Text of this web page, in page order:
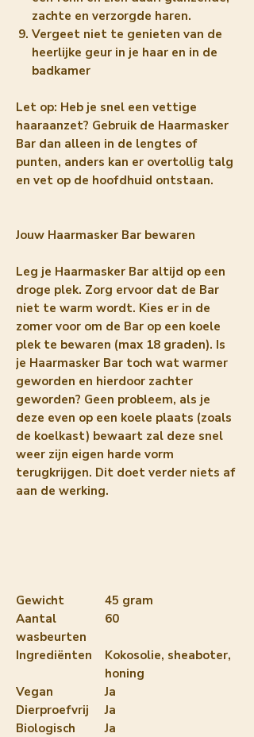
zachte en verzorgde haren.
Vergeet niet te genieten van de
heerlijke geur in je haar en in de
badkamer
Let op: Heb je snel een vettige
haaraanzet? Gebruik de Haarmasker
Bar dan alleen in de lengtes of
punten, anders kan er overtollig talg
en vet op de hoofdhuid ontstaan.
Jouw Haarmasker Bar bewaren
Leg je Haarmasker Bar altijd op een
droge plek. Zorg ervoor dat de Bar
niet te warm wordt. Kies er in de
zomer voor om de Bar op een koele
plek te bewaren (max 18 graden). Is
je Haarmasker Bar toch wat warmer
geworden en hierdoor zachter
geworden? Geen probleem, als je
deze even op een koele plaats (zoals
de koelkast) bewaart zal deze snel
weer zijn eigen harde vorm
terugkrijgen. Dit doet verder niets af
aan de werking.
Gewicht
45 gram
Aantal
wasbeurten
60
Ingrediënten
Kokosolie, sheaboter,
honing
Vegan
Ja
Dierproefvrij
Ja
Biologisch
Ja